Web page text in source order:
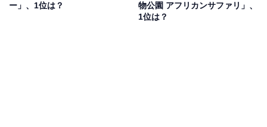
スティングも人気です。歴史ある建物と、北海道名物の
グルメを楽しめるレストラン施設も隣接しており、多く
ー」、1位は？
物公園 アフリカンサファリ」、
1位は？